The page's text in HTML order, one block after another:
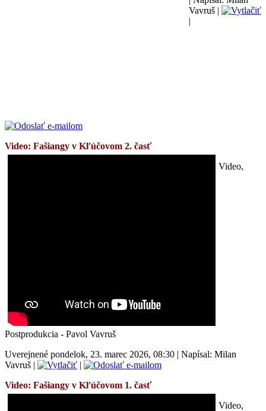
Vavruš |
|
Video: Fašiangy v Kľúčovom 2. časť
Video,
Postprodukcia - Pavol Vavruš
Uverejnené pondelok, 23. marec 2026, 08:30 | Napísal: Milan
Vavruš |
|
Video: Fašiangy v Kľúčovom 1. časť
Video,